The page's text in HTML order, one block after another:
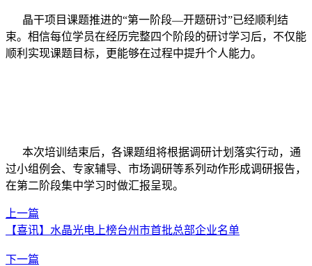
晶干项目课题推进的“第一阶段—开题研讨”已经顺利结
束。相信每位学员在经历完整四个阶段的研讨学习后，不仅能
顺利实现课题目标，更能够在过程中提升个人能力。
本次培训结束后，各课题组将根据调研计划落实行动，通
过小组例会、专家辅导、市场调研等系列动作形成调研报告，
在第二阶段集中学习时做汇报呈现。
上一篇
【喜讯】水晶光电上榜台州市首批总部企业名单
下一篇